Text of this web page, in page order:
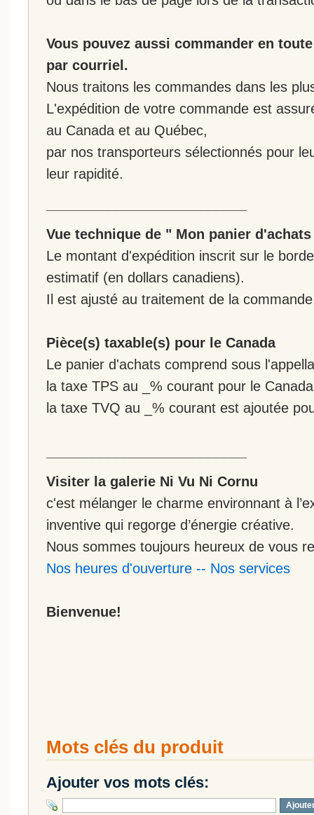
Vous pouvez aussi commander en
par courriel.
Nous traitons les commandes dans les
L'expédition de votre commande est
au Canada et au Québec,
par nos transporteurs sélectionnés pour
leur rapidité.
Vue technique de " Mon panier
Le montant d'expédition inscrit sur le
estimatif (en dollars canadiens).
Il est ajusté au traitement de la
Pièce(s) taxable(s) pour le Canada
Le panier d'achats comprend sous
la taxe TPS au _% courant pour le
la taxe TVQ au _% courant est ajoutée
Visiter la galerie Ni Vu Ni Cornu
c'est mélanger le charme environnant à
inventive qui regorge d’énergie créative.
Nous sommes toujours heureux de vous
Nos heures d'ouverture -- Nos services
Bienvenue!
Mots clés du produit
Ajouter vos mots clés: